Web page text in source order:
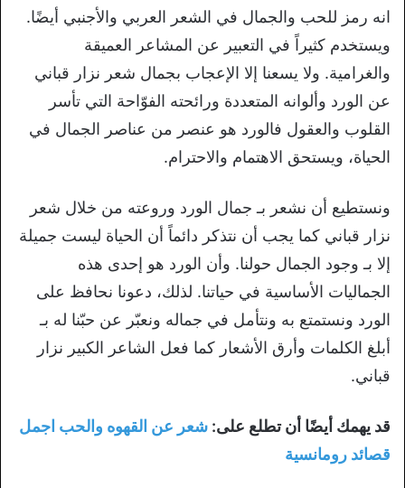
انه رمز للحب والجمال في الشعر العربي والأجنبي أيضًا.
ويستخدم كثيراً في التعبير عن المشاعر العميقة
والغرامية. ولا يسعنا إلا الإعجاب بجمال شعر نزار قباني
عن الورد وألوانه المتعددة ورائحته الفوّاحة التي تأسر
القلوب والعقول فالورد هو عنصر من عناصر الجمال في
الحياة، ويستحق الاهتمام والاحترام.
ونستطيع أن نشعر بـ جمال الورد وروعته من خلال شعر
نزار قباني كما يجب أن نتذكر دائماً أن الحياة ليست جميلة
إلا بـ وجود الجمال حولنا. وأن الورد هو إحدى هذه
الجماليات الأساسية في حياتنا. لذلك، دعونا نحافظ على
الورد ونستمتع به ونتأمل في جماله ونعبّر عن حبّنا له بـ
أبلغ الكلمات وأرق الأشعار كما فعل الشاعر الكبير نزار
قباني.
قد يهمك أيضًا أن تطلع على: شعر عن القهوه والحب اجمل
قصائد رومانسية